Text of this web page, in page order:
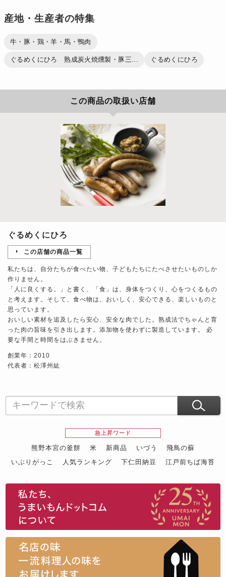
産地・生産者の特集
牛・豚・鶏・羊・馬・鴨肉
ぐるめくにひろ 熟成炭火焼燻製・豚三... ぐるめくにひろ
この商品の取扱い店舗
ぐるめくにひろ
この店舗の商品一覧
私たちは、自分たちが食べたい物、子どもたちにたべさせたいものしか
作りません。
「人に良くする。」と書く、「食」は、身体をつくり、心をつくるもの
と考えます。そして、食べ物は、おいしく、安心できる、楽しいものと
思っています。
おいしい素材を追及したら安心、安全な肉でした。熟成法でちゃんと育
った肉の旨味を引き出します。添加物を使わずに製造しています。 必
要な手間と時間をはぶきません。
創業年：2010
代表者：松澤州紘
急上昇ワード
熊野本宮の釜餅 米 新商品 いづう
飛鳥の蘇
いぶりがっこ
人気ランキング 下仁田納豆
江戸前ちば海苔